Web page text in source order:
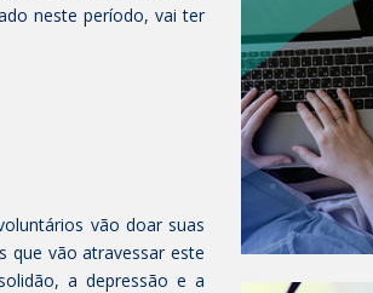
neste período, vai ter
vão doar suas
que vão atravessar este
a depressão e a